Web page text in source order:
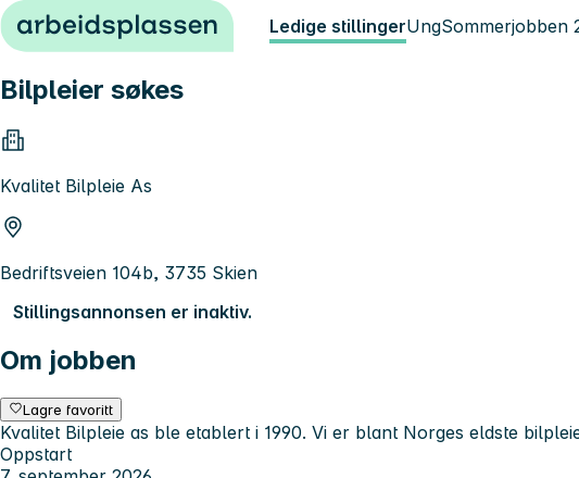
Hopp til innhold Ledige stillingerUngSommerjobben
Bilpleier søkes
Kvalitet Bilpleie As
Bedriftsveien 104b, 3735 Skien
Stillingsannonsen er inaktiv.
Om jobben
Lagre favoritt
Kvalitet Bilpleie as ble etablert i 1990. Vi er blant Norges eldste
Oppstart